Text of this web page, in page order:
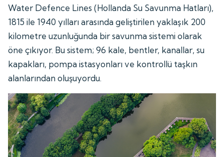
Water Defence Lines (Hollanda Su Savunma Hatları),
1815 ile 1940 yılları arasında geliştirilen yaklaşık 200
kilometre uzunluğunda bir savunma sistemi olarak
öne çıkıyor. Bu sistem; 96 kale, bentler, kanallar, su
kapakları, pompa istasyonları ve kontrollü taşkın
alanlarından oluşuyordu.